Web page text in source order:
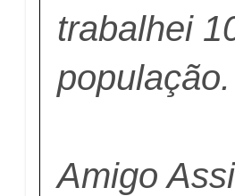
trabalhei
população.
Amigo